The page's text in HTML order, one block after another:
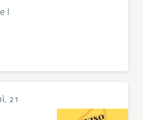
I
21